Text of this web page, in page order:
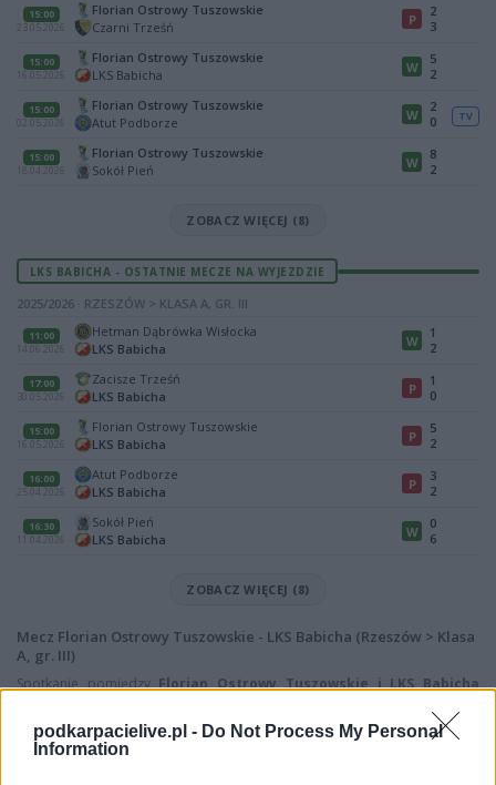
podkarpacielive.pl - Do Not Process My Personal
Information
15:00
23.05.2026
Florian Ostrowy Tuszowskie
Czarni Trześń
P
2
3
15:00
16.05.2026
Florian Ostrowy Tuszowskie
LKS Babicha
W
5
2
15:00
02.05.2026
Florian Ostrowy Tuszowskie
Atut Podborze
W
2
0
TV
15:00
18.04.2026
Florian Ostrowy Tuszowskie
Sokół Pień
W
8
2
ZOBACZ WIĘCEJ (8)
LKS BABICHA - OSTATNIE MECZE NA WYJEZDZIE
2025/2026 · RZESZÓW > KLASA A, GR. III
11:00
14.06.2026
Hetman Dąbrówka Wisłocka
LKS Babicha
W
1
2
17:00
30.05.2026
Zacisze Trześń
LKS Babicha
P
1
0
15:00
16.05.2026
Florian Ostrowy Tuszowskie
LKS Babicha
P
5
2
16:00
25.04.2026
Atut Podborze
LKS Babicha
P
3
2
16:30
11.04.2026
Sokół Pień
LKS Babicha
W
0
6
ZOBACZ WIĘCEJ (8)
Mecz Florian Ostrowy Tuszowskie - LKS Babicha (Rzeszów > Klasa
A, gr. III)
Spotkanie pomiędzyFlorian Ostrowy Tuszowskie i LKS Babicha
Rzeszów > Klasa A, gr. III).
Na stroniePodkarpacieLive.pl